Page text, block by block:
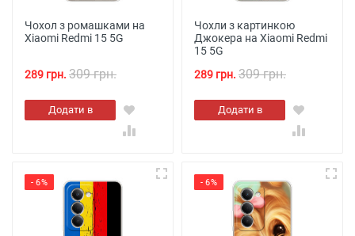
Чохол з ромашками на
Xiaomi Redmi 15 5G
289 грн. 309 грн.
Додати в
кошик
Чохли з картинкою
Джокера на Xiaomi Redmi
15 5G
289 грн. 309 грн.
Додати в
кошик
- 6% - 6%